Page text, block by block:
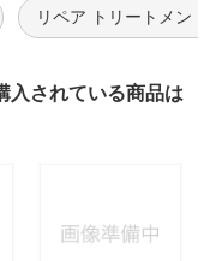
リペア トリートメント
入されている商品は